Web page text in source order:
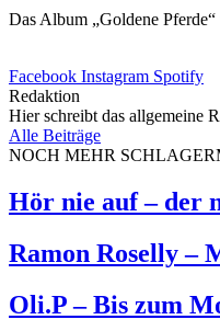
Das Album „Goldene
Facebook Instagram Spotify
Redaktion
Hier schreibt das allgemeine
Alle Beiträge
NOCH MEHR
Hör nie auf – der
Ramon Roselly –
Oli.P – Bis zum